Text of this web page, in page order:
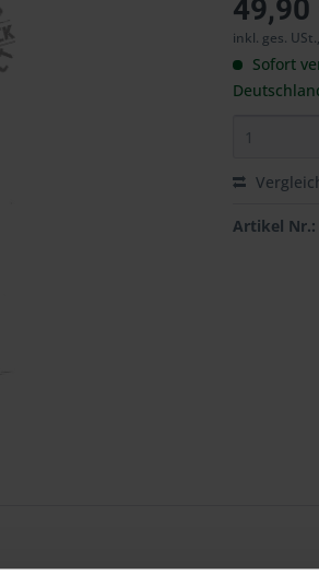
49,90
inkl. ges.
Sofort
Artikel Nr.: